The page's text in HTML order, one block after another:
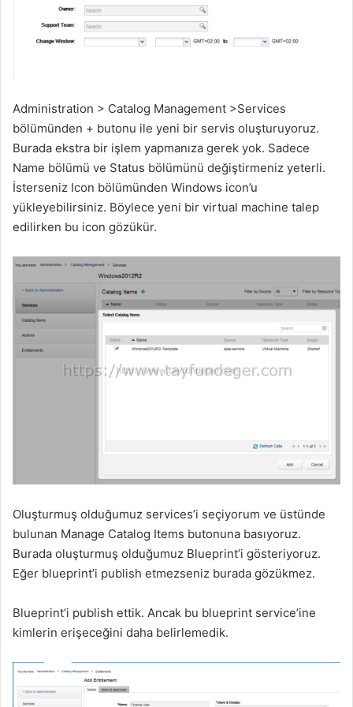
Administration > Catalog Management >Services
bölümünden + butonu ile yeni bir servis oluşturuyoruz.
Burada ekstra bir işlem yapmanıza gerek yok. Sadece
Name bölümü ve Status bölümünü değiştirmeniz yeterli.
İsterseniz Icon bölümünden Windows icon’u
yükleyebilirsiniz. Böylece yeni bir virtual machine talep
edilirken bu icon gözükür.
Oluşturmuş olduğumuz services’i seçiyorum ve üstünde
bulunan Manage Catalog Items butonuna basıyoruz.
Burada oluşturmuş olduğumuz Blueprint’i gösteriyoruz.
Eğer blueprint’i publish etmezseniz burada gözükmez.
Blueprint’i publish ettik. Ancak bu blueprint service’ine
kimlerin erişeceğini daha belirlemedik.